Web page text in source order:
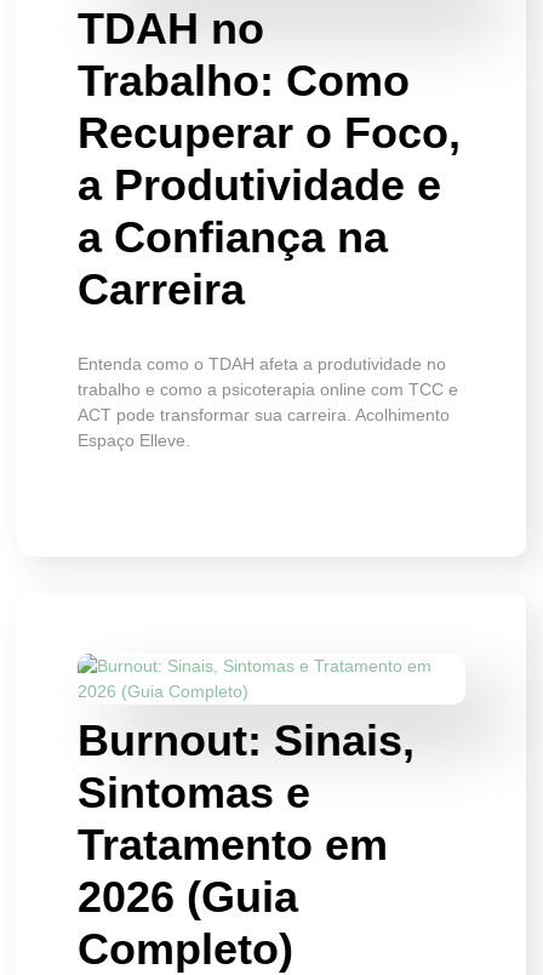
TDAH no
Trabalho: Como
Recuperar o Foco,
a Produtividade e
a Confiança na
Carreira
Entenda como o TDAH afeta a produtividade no
trabalho e como a psicoterapia online com TCC e
ACT pode transformar sua carreira. Acolhimento
Espaço Elleve.
Burnout: Sinais,
Sintomas e
Tratamento em
2026 (Guia
Completo)